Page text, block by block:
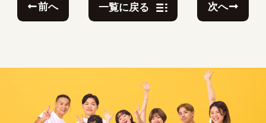
前へ 一覧に戻る 次へ